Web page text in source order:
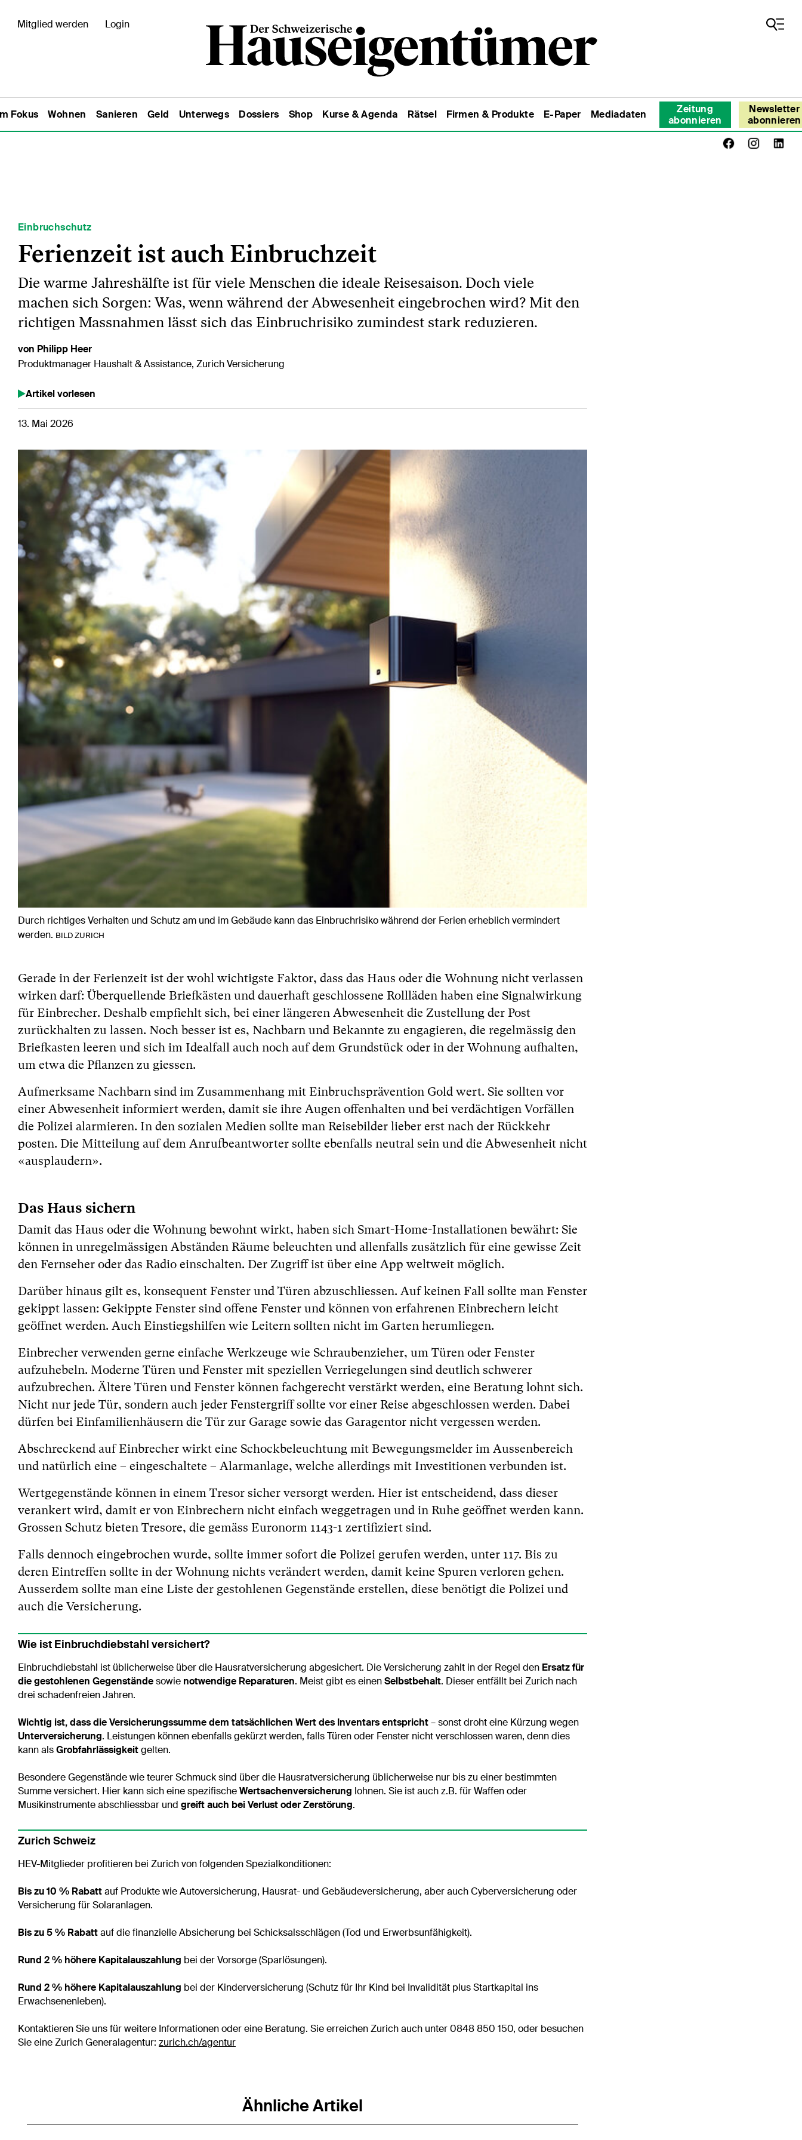
Mitglied werden Login
Fokus Wohnen Sanieren Geld Unterwegs Dossiers Shop Kurse & Agenda Rätsel Firmen & Produkte E-Paper Mediadaten
Zeitung
abonnieren
Newsletter
abonnieren
Einbruchschutz
Ferienzeit ist auch Einbruchzeit
Die warme Jahreshälfte ist für viele Menschen die ideale Reisesaison. Doch viele
machen sich Sorgen: Was, wenn während der Abwesenheit eingebrochen wird? Mit den
richtigen Massnahmen lässt sich das Einbruchrisiko zumindest stark reduzieren.
von Philipp Heer
Produktmanager Haushalt & Assistance, Zurich Versicherung
Artikel vorlesen
13. Mai 2026
Durch richtiges Verhalten und Schutz am und im Gebäude kann das Einbruchrisiko während der Ferien erheblich vermindert
werden. BILD ZURICH
Gerade in der Ferienzeit ist der wohl wichtigste Faktor, dass das Haus oder die Wohnung nicht verlassen
wirken darf: Überquellende Briefkästen und dauerhaft geschlossene Rollläden haben eine Signalwirkung
für Einbrecher. Deshalb empfiehlt sich, bei einer längeren Abwesenheit die Zustellung der Post
zurückhalten zu lassen. Noch besser ist es, Nachbarn und Bekannte zu engagieren, die regelmässig den
Briefkasten leeren und sich im Idealfall auch noch auf dem Grundstück oder in der Wohnung aufhalten,
um etwa die Pflanzen zu giessen.
Aufmerksame Nachbarn sind im Zusammenhang mit Einbruchsprävention Gold wert. Sie sollten vor
einer Abwesenheit informiert werden, damit sie ihre Augen offenhalten und bei verdächtigen Vorfällen
die Polizei alarmieren. In den sozialen Medien sollte man Reisebilder lieber erst nach der Rückkehr
posten. Die Mitteilung auf dem Anrufbeantworter sollte ebenfalls neutral sein und die Abwesenheit nicht
«ausplaudern».
Das Haus sichern
Damit das Haus oder die Wohnung bewohnt wirkt, haben sich Smart-Home-Installationen bewährt: Sie
können in unregelmässigen Abständen Räume beleuchten und allenfalls zusätzlich für eine gewisse Zeit
den Fernseher oder das Radio einschalten. Der Zugriff ist über eine App weltweit möglich.
Darüber hinaus gilt es, konsequent Fenster und Türen abzuschliessen. Auf keinen Fall sollte man Fenster
gekippt lassen: Gekippte Fenster sind offene Fenster und können von erfahrenen Einbrechern leicht
geöffnet werden. Auch Einstiegshilfen wie Leitern sollten nicht im Garten herumliegen.
Einbrecher verwenden gerne einfache Werkzeuge wie Schraubenzieher, um Türen oder Fenster
aufzuhebeln. Moderne Türen und Fenster mit speziellen Verriegelungen sind deutlich schwerer
aufzubrechen. Ältere Türen und Fenster können fachgerecht verstärkt werden, eine Beratung lohnt sich.
Nicht nur jede Tür, sondern auch jeder Fenstergriff sollte vor einer Reise abgeschlossen werden. Dabei
dürfen bei Einfamilienhäusern die Tür zur Garage sowie das Garagentor nicht vergessen werden.
Abschreckend auf Einbrecher wirkt eine Schockbeleuchtung mit Bewegungsmelder im Aussenbereich
und natürlich eine – eingeschaltete – Alarmanlage, welche allerdings mit Investitionen verbunden ist.
Wertgegenstände können in einem Tresor sicher versorgt werden. Hier ist entscheidend, dass dieser
verankert wird, damit er von Einbrechern nicht einfach weggetragen und in Ruhe geöffnet werden kann.
Grossen Schutz bieten Tresore, die gemäss Euronorm 1143-1 zertifiziert sind.
Falls dennoch eingebrochen wurde, sollte immer sofort die Polizei gerufen werden, unter 117. Bis zu
deren Eintreffen sollte in der Wohnung nichts verändert werden, damit keine Spuren verloren gehen.
Ausserdem sollte man eine Liste der gestohlenen Gegenstände erstellen, diese benötigt die Polizei und
auch die Versicherung.
Wie ist Einbruchdiebstahl versichert?
Einbruchdiebstahl ist üblicherweise über die Hausratversicherung abgesichert. Die Versicherung zahlt in der Regel den Ersatz für
die gestohlenen Gegenständesowie notwendige Reparaturen. Meist gibt es einenSelbstbehalt. Dieser entfällt bei Zurich nach
drei schadenfreien Jahren.
Wichtig ist, dass die Versicherungssumme dem tatsächlichen Wert des Inventars entspricht– sonst droht eine Kürzung wegen
Unterversicherung. Leistungen können ebenfalls gekürzt werden, falls Türen oder Fenster nicht verschlossen waren, denn dies
kann alsGrobfahrlässigkeitgelten.
Besondere Gegenstände wie teurer Schmuck sind über die Hausratversicherung üblicherweise nur bis zu einer bestimmten
Summe versichert. Hier kann sich eine spezifischeWertsachenversicherung lohnen. Sie ist auch z.B. für Waffen oder
Musikinstrumente abschliessbar und greift auch bei Verlust oder Zerstörung.
Zurich Schweiz
HEV-Mitglieder profitieren bei Zurich von folgenden Spezialkonditionen:
Bis zu 10 % Rabattauf Produkte wie Autoversicherung, Hausrat- und Gebäudeversicherung, aber auch Cyberversicherung oder
Versicherung für Solaranlagen.
Bis zu 5 % Rabattauf die finanzielle Absicherung bei Schicksalsschlägen (Tod und Erwerbsunfähigkeit).
Rund 2 % höhere Kapitalauszahlung bei der Vorsorge (Sparlösungen).
Rund 2 % höhere Kapitalauszahlung bei der Kinderversicherung (Schutz für Ihr Kind bei Invalidität plus Startkapital ins
Erwachsenenleben).
Kontaktieren Sie uns für weitere Informationen oder eine Beratung. Sie erreichen Zurich auch unter 0848 850 150, oder besuchen
Sie eine Zurich Generalagentur: zurich.ch/agentur
Ähnliche Artikel